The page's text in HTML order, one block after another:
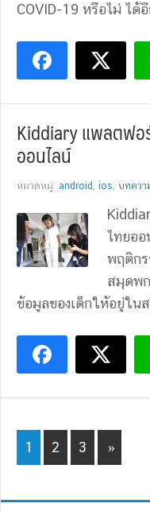
COVID-19 หรือไม่ ได้
Kiddiary แพลตฟอ
ออนไลน์
หมวดหมู่: android , ios, บทควา
ไทยอ
พฤติก
สมุดพก
ข้อมูลของเด็กให้อยู่ใน
Page
1 Page
2 Page
3 »